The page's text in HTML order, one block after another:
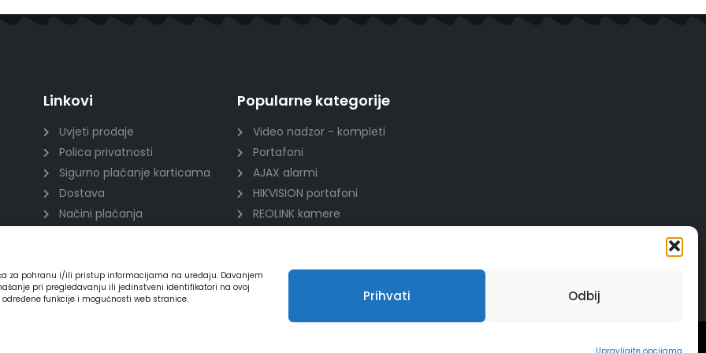
za pohranu i/ili pristup informacijama na uređaju. Davanjem
pri pregledavanju ili jedinstveni identifikatori na ovoj
funkcije i mogućnosti web stranice.
Prihvati Odbij
Linkovi
Uvjeti prodaje
Polica privatnosti
Sigurno plaćanje karticama
Dostava
Načini plaćanja
Popularne kategorije
Video nadzor - kompleti
Portafoni
AJAX alarmi
HIKVISION portafoni
REOLINK kamere
INSERTIOWEB